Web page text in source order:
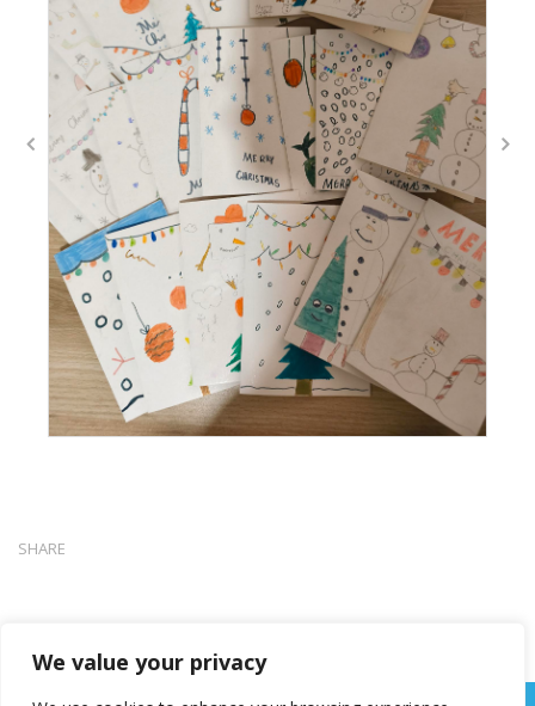
We value your privacy
SHARE